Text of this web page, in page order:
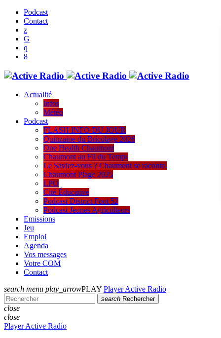
Podcast
Contact
Actualité
Infos
Météo
Podcast
FLASH INFO DU JOUR
Quinzaine du Bricolage 2026
One Health Chaumont
Chaumont au Fil du Temps
Le Saviez-vous ? Chaumont se raconte.
Chaumont Plage 2025
LPO
Cité Éducative
Podcast District Foot 52
Podcast Jeunes Agriculteurs
Emissions
Jeu
Emploi
Agenda
Vos messages
Votre COM
Contact
search menu play_arrowPLAY Player Active Radio
search Rechercher
close
close
Player Active Radio